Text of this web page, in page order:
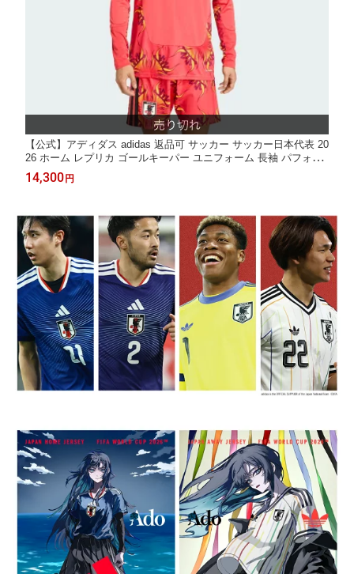
【公式】アディダス adidas 返品可 サッカー サッカー日本代表 20
26 ホーム レプリカ ゴールキーパー ユニフォーム 長袖 パフォー
マンス ユニセックス ウェア・服 ユニフォーム 赤 レッド KA9649
14,300円